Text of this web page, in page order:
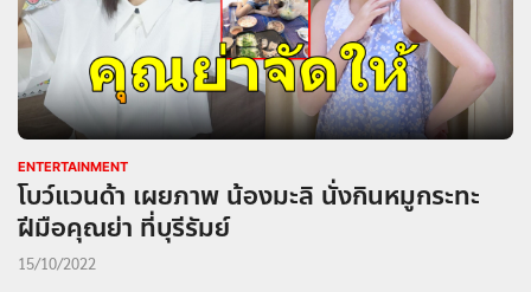
ENTERTAINMENT
โบว์แวนด้า เผยภาพ น้องมะลิ นั่งกินหมูกระทะ
ฝีมือคุณย่า ที่บุรีรัมย์
15/10/2022